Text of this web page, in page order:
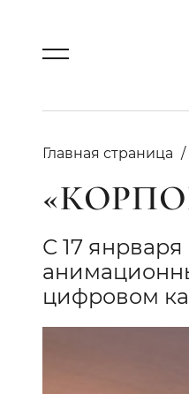
Главная страница
С 17
цифровом